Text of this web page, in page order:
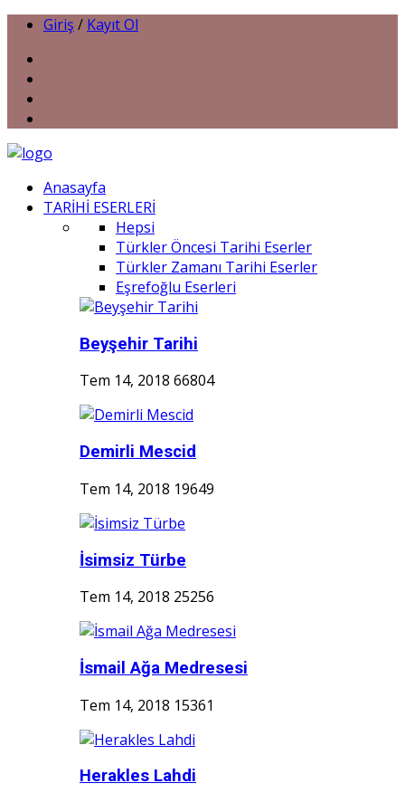
Giriş / Kayıt Ol
Anasayfa
TARİHİ ESERLERİ
Hepsi
Türkler Öncesi Tarihi Eserler
Türkler Zamanı Tarihi Eserler
Eşrefoğlu Eserleri
Beyşehir Tarihi
Tem 14, 2018 66804
Demirli Mescid
Tem 14, 2018 19649
İsimsiz Türbe
Tem 14, 2018 25256
İsmail Ağa Medresesi
Tem 14, 2018 15361
Herakles Lahdi